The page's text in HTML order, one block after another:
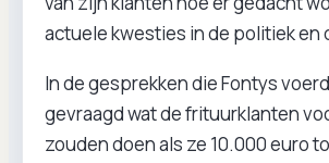
actuele kwesties in de politiek en
In de gesprekken die Fontys
gevraagd wat de frituurklanten
zouden doen als ze 10.000 euro